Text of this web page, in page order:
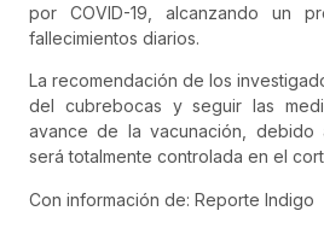
por COVID-19, alcanzando un
fallecimientos diarios.
La recomendación de los
del cubrebocas y seguir las
avance de la vacunación,
será totalmente controlada en el
Con información de: Reporte Indigo